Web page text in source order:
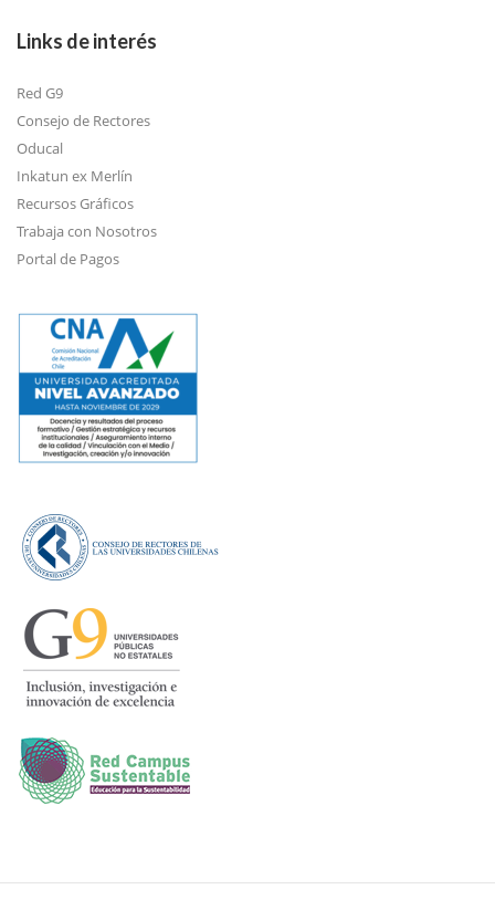
Links de interés
Red G9
Consejo de Rectores
Oducal
Inkatun ex Merlín
Recursos Gráficos
Trabaja con Nosotros
Portal de Pagos